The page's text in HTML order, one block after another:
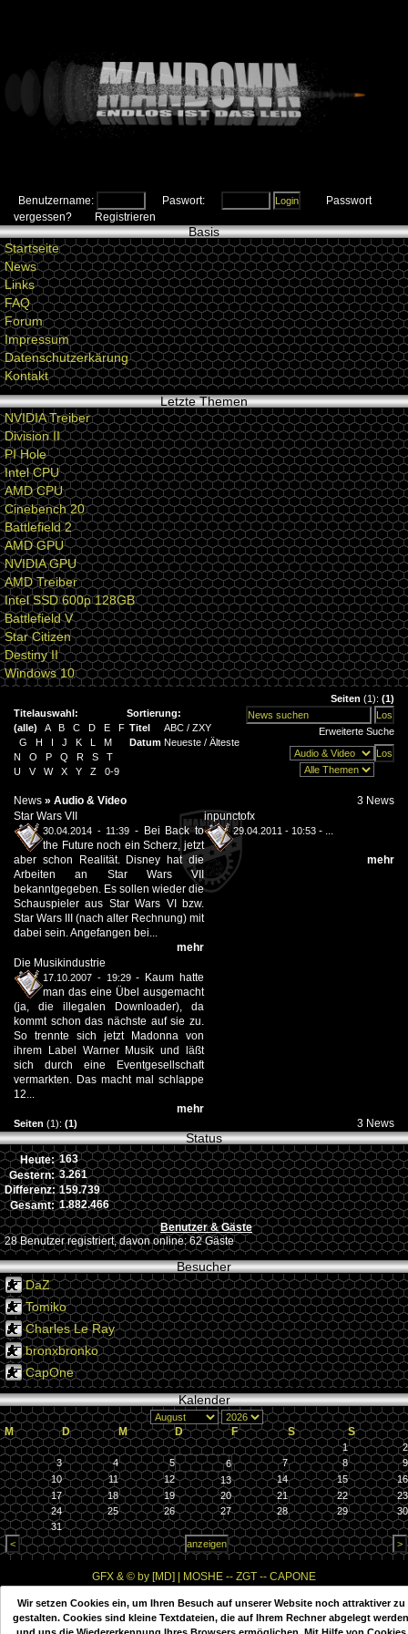
Benutzername: Paswort:
Passwort
vergessen?
Registrieren
Basis
Startseite
News
Links
FAQ
Forum
Impressum
Datenschutzerkärung
Kontakt
Letzte Themen
NVIDIA Treiber
Division II
PI Hole
Intel CPU
AMD CPU
Cinebench 20
Battlefield 2
AMD GPU
NVIDIA GPU
AMD Treiber
Intel SSD 600p 128GB
Battlefield V
Star Citizen
Destiny II
Windows 10
Seiten (1): (1)
Titelauswahl:
(alle) A B C D E
F
G
H I J K L
M
N
O P Q R S
T
U
V W X Y Z 0-9
Sortierung:
Titel
ABC / ZXY
Datum Neueste / Älteste
Erweiterte Suche
News » Audio & Video
3 News
Star Wars VII
30.04.2014 - 11:39 - Bei Back to
the Future noch ein Scherz, jetzt
aber schon Realität. Disney hat die
Arbeiten an Star Wars VII
bekanntgegeben. Es sollen wieder die
Schauspieler aus Star Wars VI bzw.
Star Wars III (nach alter Rechnung) mit
dabei sein. Angefangen bei...
mehr
inpunctofx
29.04.2011 - 10:53 - ...
mehr
Die Musikindustrie
17.10.2007 - 19:29- Kaum hatte
man das eine Übel ausgemacht
(ja, die illegalen Downloader), da
kommt schon das nächste auf sie zu.
So trennte sich jetzt Madonna von
ihrem Label Warner Musik und läßt
sich durch eine Eventgesellschaft
vermarkten. Das macht mal schlappe
12...
mehr
Seiten (1): (1) 3 News
Status
Heute: 163
Gestern: 3.261
Differenz: 159.739
Gesamt: 1.882.466
Benutzer & Gäste
28 Benutzer registriert, davon online: 62 Gäste
Besucher
DaZ
Tomiko
Charles Le Ray
bronxbronko
CapOne
Kalender
M D M D F S S
1
2
3
4 5 6 7 8
9
10
11 12 13 14 15
16
17
18 19 20 21 22
23
24
25 26 27 28 29
30
31
GFX & © by [MD] | MOSHE -- ZGT -- CAPONE
Wir setzen Cookies ein, um Ihren Besuch auf unserer Website noch attraktiver zu
gestalten. Cookies sind kleine Textdateien, die auf Ihrem Rechner abgelegt werden